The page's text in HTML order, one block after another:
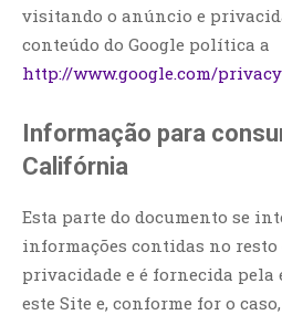
visitando o anúncio e
conteúdo do Google política a
http://www.google.com/
Informação para
Califórnia
Esta parte do documento se
informações contidas no
privacidade e é fornecida pela
este Site e, conforme for o